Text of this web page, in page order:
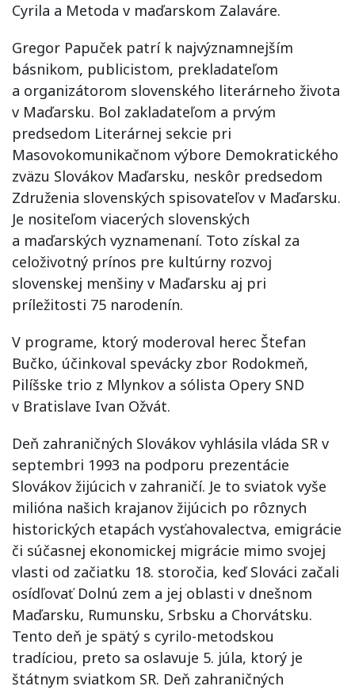
Cyrila a Metoda v maďarskom Zalaváre.
Gregor Papuček patrí k najvýznamnejším
básnikom, publicistom, prekladateľom
a organizátorom slovenského literárneho života
v Maďarsku. Bol zakladateľom a prvým
predsedom Literárnej sekcie pri
Masovokomunikačnom výbore Demokratického
zväzu Slovákov Maďarsku, neskôr predsedom
Združenia slovenských spisovateľov v Maďarsku.
Je nositeľom viacerých slovenských
a maďarských vyznamenaní. Toto získal za
celoživotný prínos pre kultúrny rozvoj
slovenskej menšiny v Maďarsku aj pri
príležitosti 75 narodenín.
V programe, ktorý moderoval herec Štefan
Bučko, účinkoval spevácky zbor Rodokmeň,
Pilíšske trio z Mlynkov a sólista Opery SND
v Bratislave Ivan Ožvát.
Deň zahraničných Slovákov vyhlásila vláda SR v
septembri 1993 na podporu prezentácie
Slovákov žijúcich v zahraničí. Je to sviatok vyše
milióna našich krajanov žijúcich po rôznych
historických etapách vysťahovalectva, emigrácie
či súčasnej ekonomickej migrácie mimo svojej
vlasti od začiatku 18. storočia, keď Slováci začali
osídľovať Dolnú zem a jej oblasti v dnešnom
Maďarsku, Rumunsku, Srbsku a Chorvátsku.
Tento deň je spätý s cyrilo-metodskou
tradíciou, preto sa oslavuje 5. júla, ktorý je
štátnym sviatkom SR. Deň zahraničných